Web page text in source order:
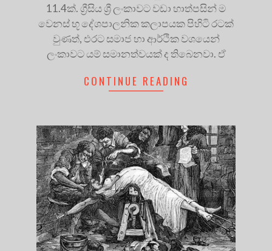
11.4ක්. ග්‍රීසිය ශ්‍රී ලංකාවට වඩා හාත්පසින් ම
වෙනස් භූ දේශපාලනික කලාපයක පිහිටි රටක්
වුණත්, එරට සමාජ හා ආර්ථික වශයෙන්
ලංකාවට යම් සමානත්වයක් ද තිබෙනවා. ඒ
CONTINUE READING